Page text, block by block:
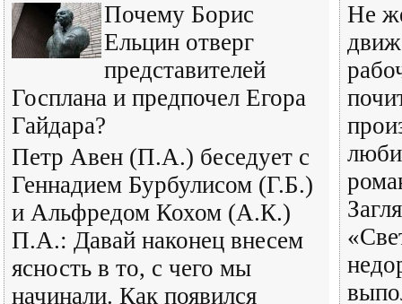
Почему Борис
Ельцин отверг
представителей
Госплана и предпочел Егора
Гайдара?
Петр Авен (П.А.) беседует с
Геннадием Бурбулисом (Г.Б.)
и Альфредом Кохом (А.К.)
П.А.: Давай наконец внесем
ясность в то, с чего мы
начинали. Как появился
Не